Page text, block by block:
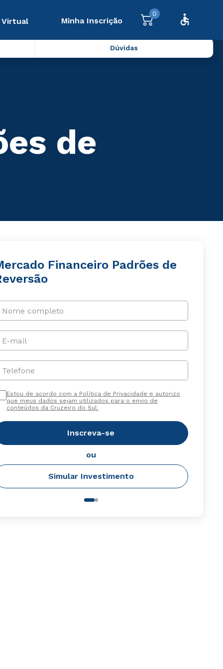
Virtual Minha Inscrição
0
Dúvidas
de
Financeiro Padrões de
Nome completo
E-mail
Telefone
Estou de acordo com a Política de Privacidade e autorizo
que meus dados sejam utilizados para o envio de
conteúdos da Cruzeiro do Sul.
Inscreva-se
ou
Simular Investimento